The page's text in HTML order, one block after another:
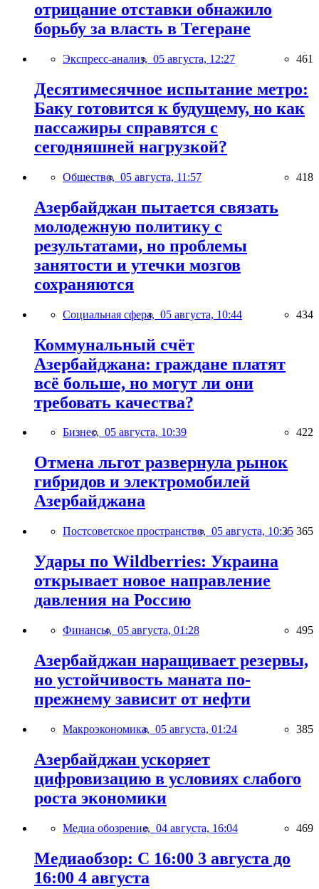
отрицание отставки обнажило
борьбу за власть в Тегеране
Экспресс-анализ, 05 августа, 12:27 461
Десятимесячное испытание метро:
Баку готовится к будущему, но как
пассажиры справятся с
сегодняшней нагрузкой?
Общество, 05 августа, 11:57 418
Азербайджан пытается связать
молодежную политику с
результатами, но проблемы
занятости и утечки мозгов
сохраняются
Социальная сфера, 05 августа, 10:44 434
Коммунальный счёт
Азербайджана: граждане платят
всё больше, но могут ли они
требовать качества?
Бизнес, 05 августа, 10:39 422
Отмена льгот развернула рынок
гибридов и электромобилей
Азербайджана
Постсоветское пространство, 05 августа, 10:35 365
Удары по Wildberries: Украина
открывает новое направление
давления на Россию
Финансы, 05 августа, 01:28 495
Азербайджан наращивает резервы,
но устойчивость маната по-
прежнему зависит от нефти
Макроэкономика, 05 августа, 01:24 385
Азербайджан ускоряет
цифровизацию в условиях слабого
роста экономики
Медиа обозрение, 04 августа, 16:04 469
Медиаобзор: С 16:00 3 августа до
16:00 4 августа